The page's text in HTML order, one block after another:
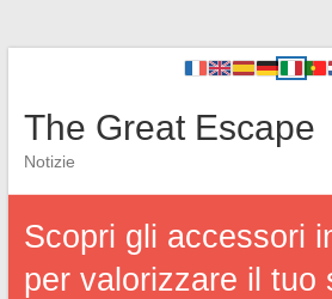
The Great Escape
Notizie
Scopri gli accessori
per valorizzare il tuo